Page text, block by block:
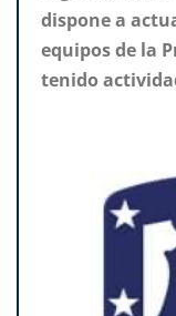
disponea
equipos de la
tenido